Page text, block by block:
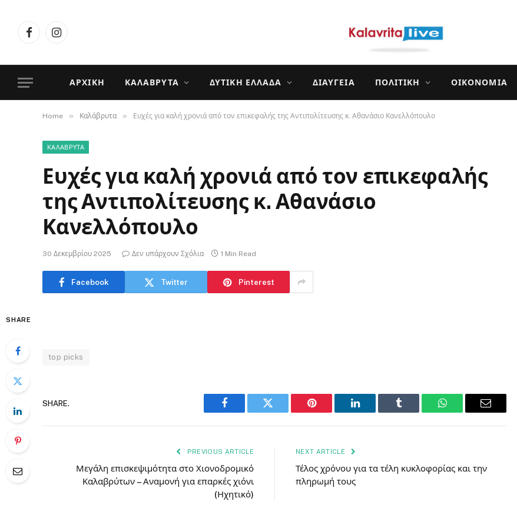
FacebookInstagram
ΑΡΧΙΚΉ ΚΑΛΆΒΡΥΤΑ ΔΥΤΙΚΉ ΕΛΛΆΔΑ ΔΙΑΎΓΕΙΑ ΠΟΛΙΤΙΚΉ ΟΙΚΟΝΟΜΊΑ
Home » Καλάβρυτα » Ευχές για καλή χρονιά από τον επικεφαλής της Αντιπολίτευσης κ. Αθανάσιο Κανελλόπουλο
ΚΑΛΆΒΡΥΤΑ
Ευχές για καλή χρονιά από τον επικεφαλής
της Αντιπολίτευσης κ. Αθανάσιο
Κανελλόπουλο
30 Δεκεμβρίου 2025 Δεν υπάρχουν Σχόλια 1 Min Read
Facebook Twitter Pinterest
SHARE
top picks
SHARE.
Facebook Twitter Pinterest LinkedIn Tumblr WhatsAppEmail
PREVIOUS ARTICLE
Μεγάλη επισκεψιμότητα στο Χιονοδρομικό
Καλαβρύτων – Αναμονή για επαρκές χιόνι
(Ηχητικό)
NEXT ARTICLE
Τέλος χρόνου για τα τέλη κυκλοφορίας και την
πληρωμή τους